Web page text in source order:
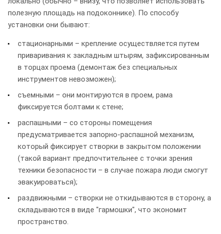
полезную площадь на подоконнике). По способу
установки они бывают:
стационарными – крепление осуществляется путем
приваривания к закладным штырям, зафиксированным
в торцах проема (демонтаж без специальных
инструментов невозможен);
съемными – они монтируются в проем, рама
фиксируется болтами к стене;
распашными – со стороны помещения
предусматривается запорно-распашной механизм,
который фиксирует створки в закрытом положении
(такой вариант предпочтительнее с точки зрения
техники безопасности – в случае пожара люди смогут
эвакуироваться);
раздвижными – створки не откидываются в сторону, а
складываются в виде "гармошки", что экономит
пространство.